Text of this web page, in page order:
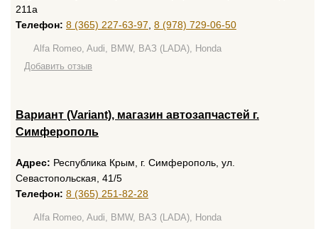
211а
Телефон: 8 (365) 227-63-97 8 (978) 729-06-50
Alfa Romeo, Audi, BMW, ВАЗ (LADA), Honda
Добавить отзыв
Вариант (Variant), магазин автозапчастей г.
Симферополь
Адрес: Республика Крым, г. Симферополь, ул.
Севастопольская, 41/5
Телефон: 8 (365) 251-82-28
Alfa Romeo, Audi, BMW, ВАЗ (LADA), Honda